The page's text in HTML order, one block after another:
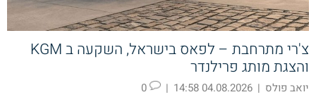
צ'רי מתרחבת – לפאס בישראל, השקעה ב KGM
והצגת מותג פרילנדר
יואב פולס |
04.08.2026 14:58
|